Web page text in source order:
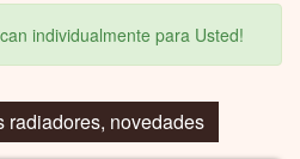
individualmente para Usted!
radiadores, novedades